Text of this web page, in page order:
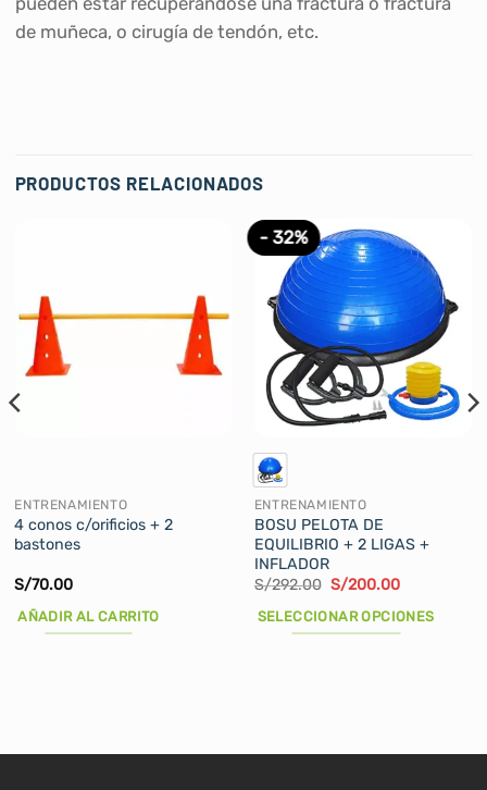
de muñeca, o cirugía de tendón, etc.
PRODUCTOS RELACIONADOS
ENTRENAMIENTO
4 conos c/orificios + 2
bastones
S/70.00
AÑADIR AL CARRITO
- 32%
ENTRENAMIENTO
BOSU PELOTA DE
EQUILIBRIO + 2 LIGAS +
INFLADOR
S/292.00 El
original
era:
S/200.00El
actual
es:
SELECCIONAR OPCIONES